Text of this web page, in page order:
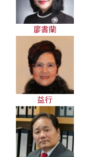
廖書蘭
益行